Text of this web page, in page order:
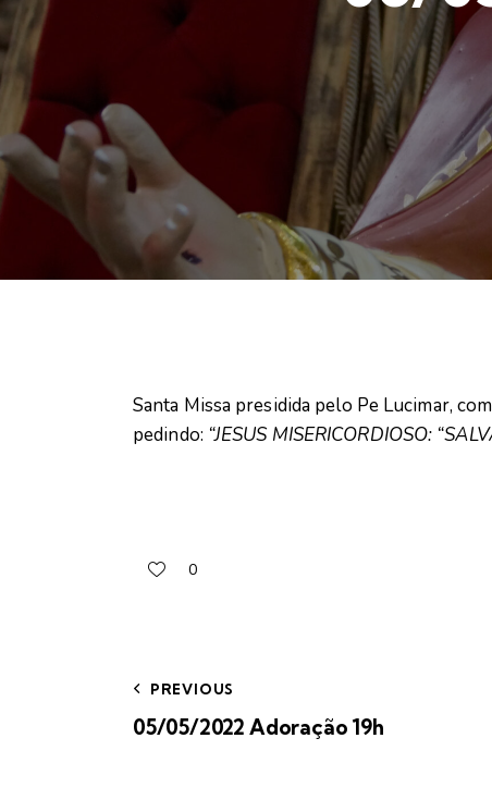
Santa Missa presidida pelo Pe Lucimar,
pedindo: “JESUS MISERICORDIOSO:
0
PREVIOUS
05/05/2022 Adoração 19h